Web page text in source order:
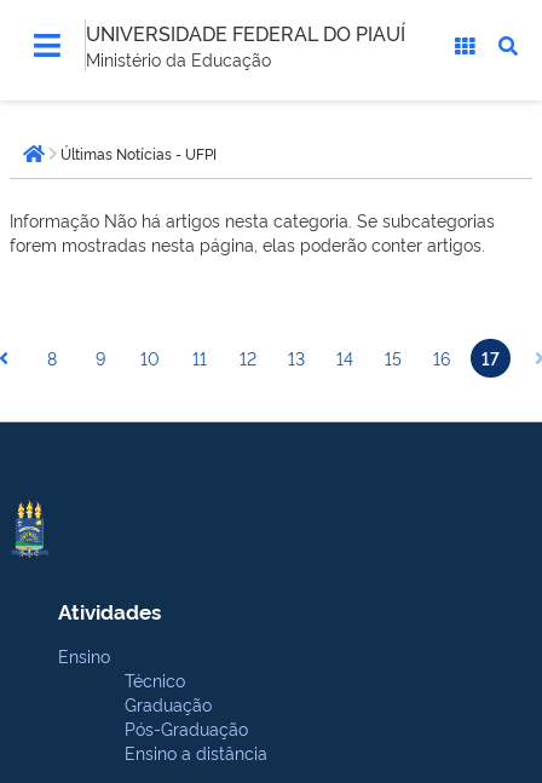
UNIVERSIDADE FEDERAL DO PIAUÍ
Ministério da Educação
está
aqui:Página inicial
Últimas Notícias - UFPI
Informação Não há artigos nesta categoria. Se subcategorias
forem mostradas nesta página, elas poderão conter artigos.
8 9 10 11 12 13 14 15 16 17
Atividades
Ensino
Técnico
Graduação
Pós-Graduação
Ensino a distância